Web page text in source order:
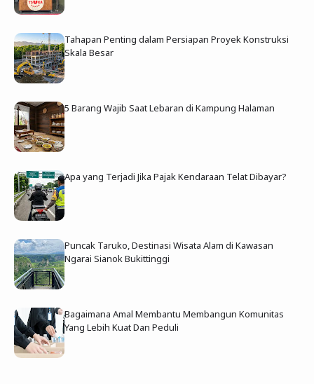
Tahapan Penting dalam Persiapan Proyek Konstruksi
Skala Besar
5 Barang Wajib Saat Lebaran di Kampung Halaman
Apa yang Terjadi Jika Pajak Kendaraan Telat Dibayar?
Puncak Taruko, Destinasi Wisata Alam di Kawasan
Ngarai Sianok Bukittinggi
Bagaimana Amal Membantu Membangun Komunitas
Yang Lebih Kuat Dan Peduli